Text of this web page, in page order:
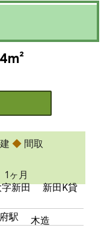
間取
1ヶ月
字新田 新田K貸
駅
木造